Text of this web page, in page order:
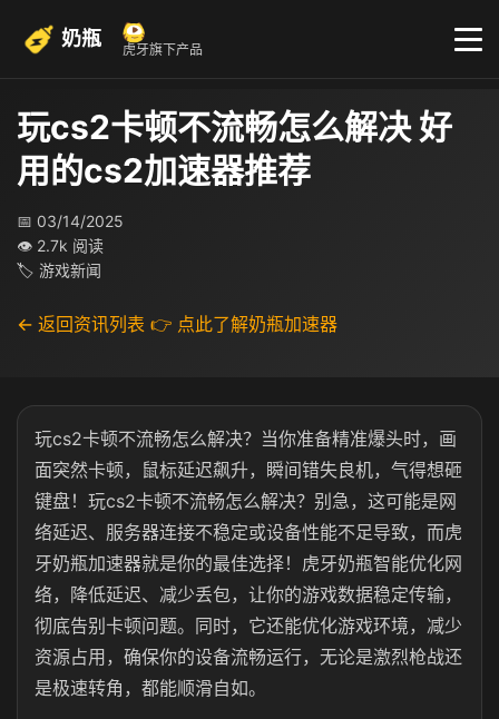
奶瓶 虎牙旗下产品
玩cs2卡顿不流畅怎么解决 好
用的cs2加速器推荐
📅 03/14/2025
👁 2.7k 阅读
🏷 游戏新闻
← 返回资讯列表 👉 点此了解奶瓶加速器
玩cs2卡顿不流畅怎么解决？当你准备精准爆头时，画
面突然卡顿，鼠标延迟飙升，瞬间错失良机，气得想砸
键盘！玩cs2卡顿不流畅怎么解决？别急，这可能是网
络延迟、服务器连接不稳定或设备性能不足导致，而虎
牙奶瓶加速器就是你的最佳选择！ 虎牙奶瓶智能优化网
络，降低延迟、减少丢包，让你的游戏数据稳定传输，
彻底告别卡顿问题。同时，它还能优化游戏环境，减少
资源占用，确保你的设备流畅运行，无论是激烈枪战还
是极速转角，都能顺滑自如。